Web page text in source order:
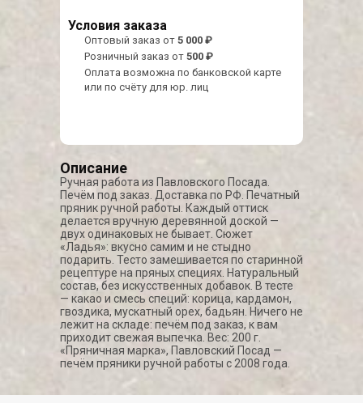
Описание
Ручная работа из Павловского Посада.
Печём под заказ. Доставка по РФ. Печатный
пряник ручной работы. Каждый оттиск
делается вручную деревянной доской —
двух одинаковых не бывает. Сюжет
«Ладья»: вкусно самим и не стыдно
подарить. Тесто замешивается по старинной
рецептуре на пряных специях. Натуральный
состав, без искусственных добавок. В тесте
— какао и смесь специй: корица, кардамон,
гвоздика, мускатный орех, бадьян. Ничего не
лежит на складе: печём под заказ, к вам
приходит свежая выпечка. Вес: 200 г.
«Пряничная марка», Павловский Посад —
печём пряники ручной работы с 2008 года.
Условия заказа
Оптовый заказ от 5 000 ₽
Розничный заказ от 500 ₽
Оплата возможна по банковской карте
или по счёту для юр. лиц